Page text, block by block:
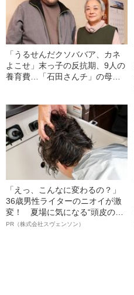
「うるせんだクソババア、カネ
よこせ」末っ子の反抗期、9人の
養育費…「石田さんチ」の母に
「えっ、こんなに変わるの？」
36歳男性ライターのニオイが激
変！ 夏場に気になる“頭皮のニ
オイ”や“ベタつき”を解消す
PR（株式会社スヴェンソン）